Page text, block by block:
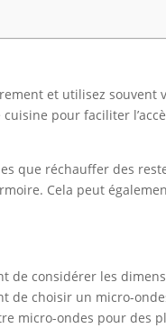
et utilisez souvent
pour faciliter
que réchauffer des
Cela peut
de considérer les
de choisir un micro-
micro-ondes pour des